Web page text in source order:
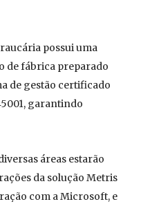
possui uma
de fábrica preparado
de gestão certificado
garantindo
áreas estarão
da solução Metris
com a Microsoft, e